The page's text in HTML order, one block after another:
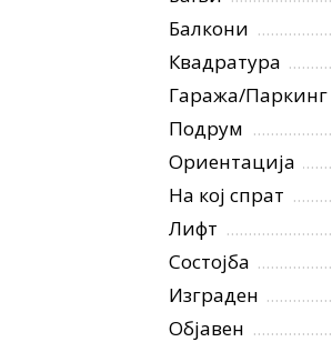
Балкони
Квадратура
Гаража/Паркинг
Подрум
Ориентација
На кој спрат
Лифт
Состојба
Изграден
Објавен